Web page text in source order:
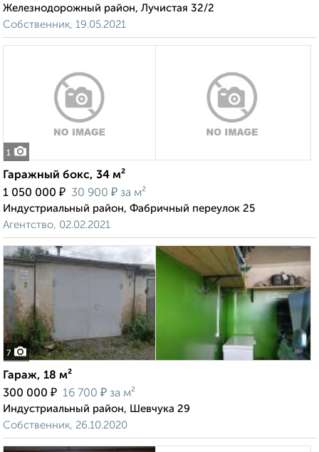
Железнодорожный район, Лучистая 32/2
Собственник, 19.05.2021
1
Гаражный бокс, 34 м²
1 050 000 ₽ 30 900 ₽ за м²
Индустриальный район, Фабричный переулок 25
Агентство, 02.02.2021
7
Гараж, 18 м²
300 000 ₽ 16 700 ₽ за м²
Индустриальный район, Шевчука 29
Собственник, 26.10.2020